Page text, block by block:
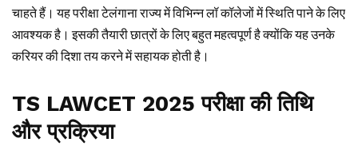
चाहते हैं। यह परीक्षा टेलंगाना राज्य में विभिन्न लॉ कॉलेजों में स्थिति पाने के लिए
आवश्यक है। इसकी तैयारी छात्रों के लिए बहुत महत्वपूर्ण है क्योंकि यह उनके
करियर की दिशा तय करने में सहायक होती है।
TS LAWCET 2025 परीक्षा की तिथि
और प्रक्रिया